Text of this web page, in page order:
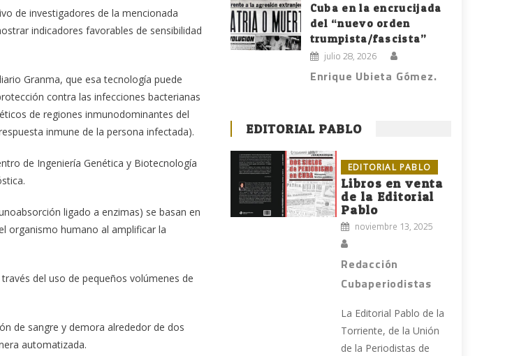
de investigadores de la mencionada
indicadores favorables de sensibilidad
Granma, que esa tecnología puede
contra las infecciones bacterianas
de regiones inmunodominantes del
inmune de la persona infectada).
de Ingeniería Genética y Biotecnología
ligado a enzimas) se basan en
organismo humano al amplificar la
del uso de pequeños volúmenes de
de sangre y demora alrededor de dos
automatizada.
Cuba en la encrucijada
del “nuevo orden
trumpista/fascista”
julio 28, 2026
Enrique Ubieta Gómez.
EDITORIAL PABLO
EDITORIAL PABLO
Libros en venta
de la Editorial
Pablo
noviembre 13, 2025
Redacción
Cubaperiodistas
La Editorial Pablo de la
Torriente, de la Unión
de la Periodistas de